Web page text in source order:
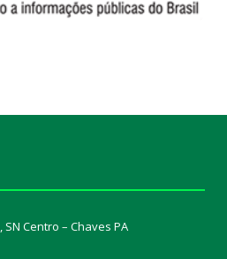
Centro – Chaves PA